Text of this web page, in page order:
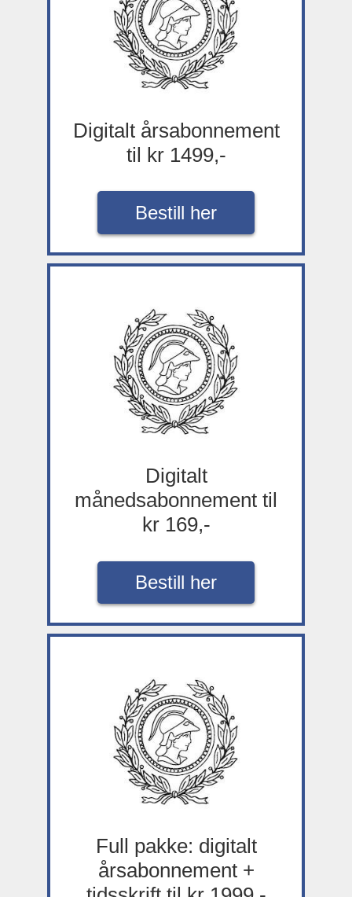
Digitalt årsabonnement
til kr 1499,-
Bestill her
Digitalt
månedsabonnement til
kr 169,-
Bestill her
Full pakke: digitalt
årsabonnement +